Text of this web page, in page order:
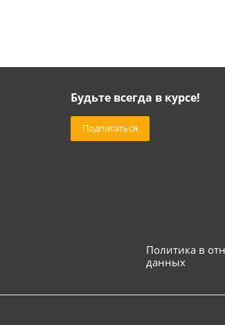
Будьте всегда в курсе!
Подписаться
Политика в
данных